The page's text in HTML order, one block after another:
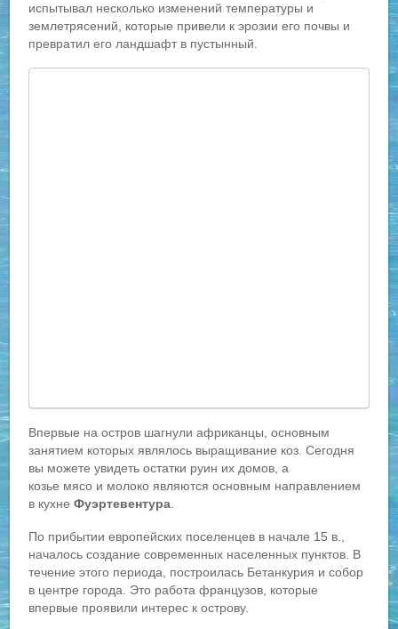
испытывал несколько изменений температуры и
землетрясений, которые привели к эрозии его почвы и
превратил его ландшафт в пустынный.
Впервые на остров шагнули африканцы, основным
занятием которых являлось выращивание коз. Сегодня
вы можете увидеть остатки руин их домов, а
козье мясо и молоко являются основным направлением
в кухнеФуэртевентура
По прибытии европейских поселенцев в начале 15 в.,
началось создание современных населенных пунктов. В
течение этого периода, построилась Бетанкурия и собор
в центре города. Это работа французов, которые
впервые проявили интерес к острову.